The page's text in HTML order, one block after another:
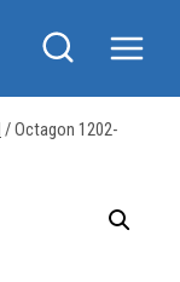
/Octagon 1202-